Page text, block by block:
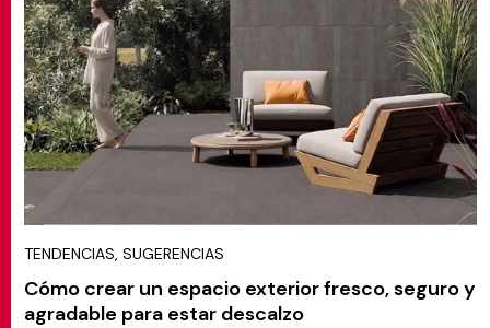
TENDENCIAS, SUGERENCIAS
Cómo crear un espacio exterior fresco, seguro y
agradable para estar descalzo